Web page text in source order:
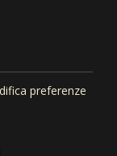
preferenze